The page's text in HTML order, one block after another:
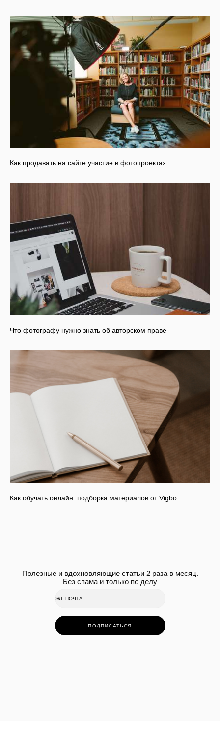
Как продавать на сайте участие в фотопроектах
Что фотографу нужно знать об авторском праве
Как обучать онлайн: подборка материалов от Vigbo
Полезные и вдохновляющие статьи 2 раза в месяц.
Без спама и только по делу
ПОДПИСАТЬСЯ